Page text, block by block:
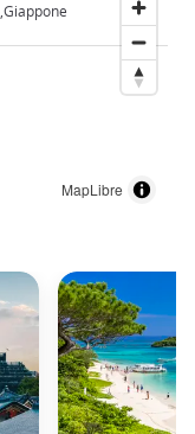
MapLibre
Giappone